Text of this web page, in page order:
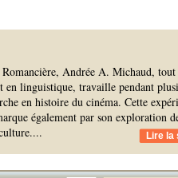
Andrée A. Michaud, tout
en linguistique, travaille pendant
en histoire du cinéma. Cette
également par son exploration
... Lire la